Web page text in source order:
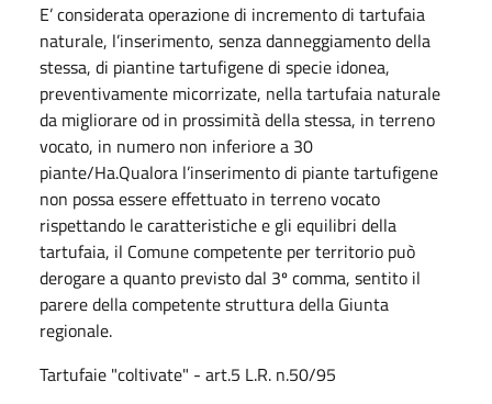
E’ considerata operazione di incremento di tartufaia
naturale, l’inserimento, senza danneggiamento della
stessa, di piantine tartufigene di specie idonea,
preventivamente micorrizate, nella tartufaia naturale
da migliorare od in prossimità della stessa, in terreno
vocato, in numero non inferiore a 30
piante/Ha.Qualora l’inserimento di piante tartufigene
non possa essere effettuato in terreno vocato
rispettando le caratteristiche e gli equilibri della
tartufaia, il Comune competente per territorio può
derogare a quanto previsto dal 3º comma, sentito il
parere della competente struttura della Giunta
regionale.
Tartufaie "coltivate" - art.5 L.R. n.50/95